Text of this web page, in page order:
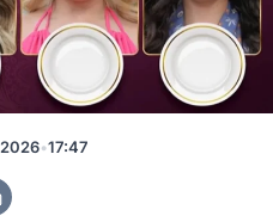
Günü Birincisi Kim?
•17:47